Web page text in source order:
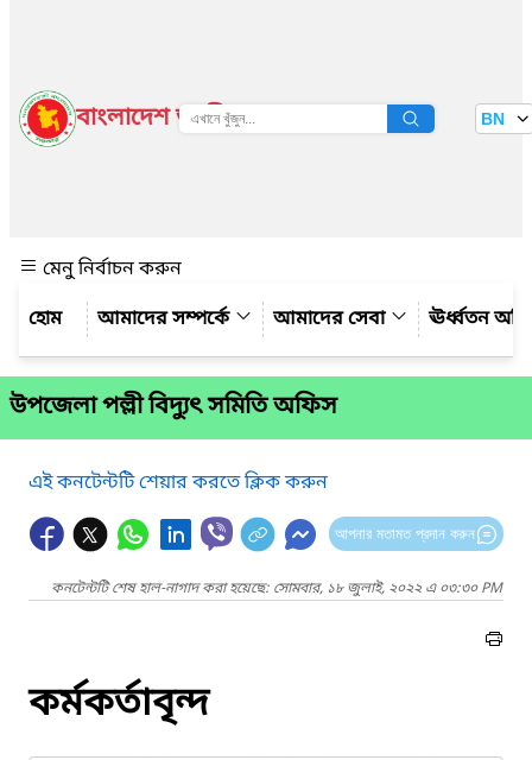
বাংলাদেশ জাতীয় তথ্য বাতায়ন BN
মেনু নির্বাচন করুন
আমাদের সম্পর্কে
আমাদের সেবা ঊর্ধ্বতন
উপজেলা পল্লী বিদ্যুৎ সমিতি অফিস
এই কনটেন্টটি শেয়ার করতে ক্লিক করুন
আপনার মতামত প্রদান করুন
কনটেন্টটি শেষ হাল-নাগাদ করা হয়েছে: সোমবার, ১৮ জুলাই, ২০২২ এ ০৩:৩০ PM
কর্মকর্তাবৃন্দ